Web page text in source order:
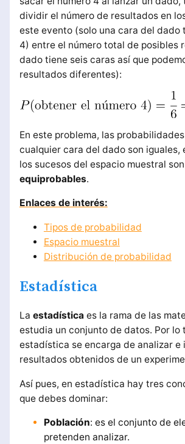
dividir el número de resultados en
este evento (solo una cara del dado
4) entre el número total de posibles
dado tiene seis caras así que
resultados diferentes):
En este problema, las
cualquier cara del dado son iguales,
los sucesos del espacio muestral son
equiprobables.
Enlaces de interés:
Tipos de probabilidad
Espacio muestral
Distribución de probabilidad
Estadística
La estadísticaes la rama de las
estudia un conjunto de datos. Por lo
estadística se encarga de analizar e
resultados obtenidos de un
Así pues, en estadística hay tres
que debes dominar:
Población: es el conjunto de
pretenden analizar.